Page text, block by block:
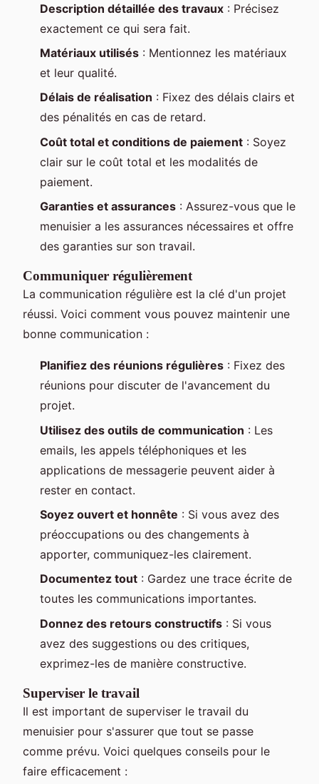
Description détaillée des travaux : Précisez
exactement ce qui sera fait.
Matériaux utilisés : Mentionnez les matériaux
et leur qualité.
Délais de réalisation : Fixez des délais clairs et
des pénalités en cas de retard.
Coût total et conditions de paiement : Soyez
clair sur le coût total et les modalités de
paiement.
Garanties et assurances : Assurez-vous que le
menuisier a les assurances nécessaires et offre
des garanties sur son travail.
Communiquer régulièrement
La communication régulière est la clé d'un projet
réussi. Voici comment vous pouvez maintenir une
bonne communication :
Planifiez des réunions régulières : Fixez des
réunions pour discuter de l'avancement du
projet.
Utilisez des outils de communication : Les
emails, les appels téléphoniques et les
applications de messagerie peuvent aider à
rester en contact.
Soyez ouvert et honnête : Si vous avez des
préoccupations ou des changements à
apporter, communiquez-les clairement.
Documentez tout : Gardez une trace écrite de
toutes les communications importantes.
Donnez des retours constructifs : Si vous
avez des suggestions ou des critiques,
exprimez-les de manière constructive.
Superviser le travail
Il est important de superviser le travail du
menuisier pour s'assurer que tout se passe
comme prévu. Voici quelques conseils pour le
faire efficacement :